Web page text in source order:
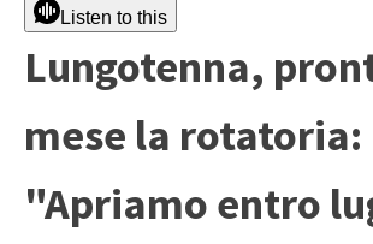
Listen to this
Lungotenna,
mese la rotatoria:
"Apriamo entro